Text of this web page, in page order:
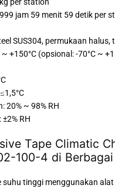
jam 59 menit 59 detik per
SUS304, permukaan halus,
+150°C (opsional: -70°C ~
20% ~ 98% RH
RH
Tape Climatic
100-4 di
suhu tinggi menggunakan